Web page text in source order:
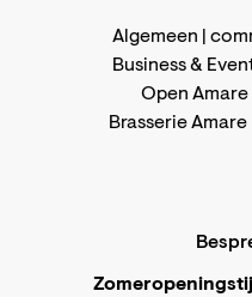
Algemeen |
Business &
Open Amare |
Brasserie Amare |